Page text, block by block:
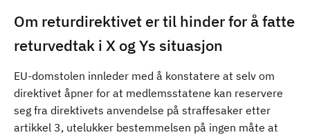
Om returdirektivet er til hinder for å fatte
returvedtak i X og Ys situasjon
EU-domstolen innleder med å konstatere at selv om
direktivet åpner for at medlemsstatene kan reservere
seg fra direktivets anvendelse på straffesaker etter
artikkel 3, utelukker bestemmelsen på ingen måte at